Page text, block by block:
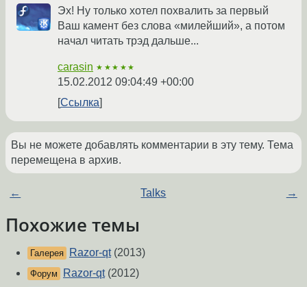
Эх! Ну только хотел похвалить за первый
Ваш камент без слова «милейший», а потом
начал читать трэд дальше...
carasin ★★★★★
15.02.2012 09:04:49 +00:00
Ссылка
Вы не можете добавлять комментарии в эту тему. Тема
перемещена в архив.
← Talks →
Похожие темы
Галерея Razor-qt(2013)
Форум Razor-qt(2012)